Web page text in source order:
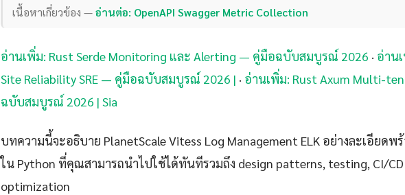
เนื้อหาเกี่ยวข้อง —อ่านต่อ: OpenAPI Swagger Metric Collection
อ่านเพิ่ม: Rust Serde Monitoring และ Alerting — คู่มือฉบับสมบูรณ์ 2026 · อ่าน
Site Reliability SRE — คู่มือฉบับสมบูรณ์ 2026 | · อ่านเพิ่ม: Rust Axum Multi-
ฉบับสมบูรณ์ 2026 | Sia
บทความนี้จะอธิบาย PlanetScale Vitess Log Management ELK อย่างละเอียดพ
ใน Python ที่คุณสามารถนำไปใช้ได้ทันทีรวมถึง design patterns, testing, CI/
optimization